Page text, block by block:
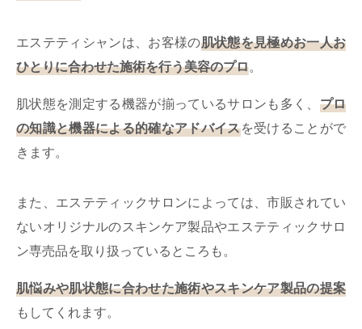
エステティシャンは、お客様の肌状態を見極めお一人お
ひとりに合わせた施術を行う美容のプロ。
肌状態を測定する機器が揃っているサロンも多く、 プロ
の知識と機器による的確なアドバイスを受けることがで
きます。
また、エステティックサロンによっては、市販されてい
ないオリジナルのスキンケア製品やエステティックサロ
ン専売品を取り扱っているところも。
肌悩みや肌状態に合わせた施術やスキンケア製品の提案
もしてくれます。